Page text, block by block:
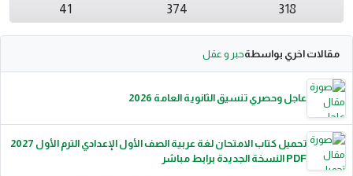
374
اخري بواسطةحبر و عقل
عاجل وحصري تنسيق الثانوية العامة 2026
تحميل كتاب الامتحان لغة عربية الصف الأول الإعدادي الترم الأول 2027
PDF النسخة الجديدة برابط مباشر